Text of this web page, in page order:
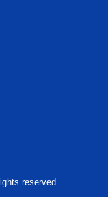
reserved.